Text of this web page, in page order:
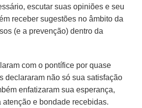
escutar suas opiniões e seu
receber sugestões no âmbito da
(e a prevenção) dentro da
com o pontífice por quase
declararam não só sua satisfação
enfatizaram sua esperança,
e bondade recebidas.